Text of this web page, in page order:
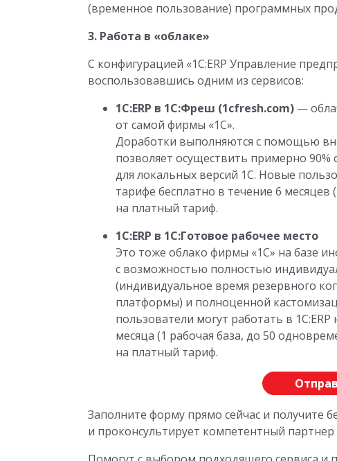
(временное пользование) программных
3. Работа в «облаке»
С конфигурацией «1С:ERP Управление
воспользовавшись одним из сервисов:
1С:ERP в 1С:Фреш (1cfresh.com) —
от самой фирмы «1С».
Доработки выполняются с помощью
позволяет осуществить примерно
для локальных версий 1С. Новые
тарифе бесплатно в течение 6 месяцев
на платный тариф.
1С:ERP в 1С:Готовое рабочее место
Это тоже облако фирмы «1С» на базе
с возможностью полностью
(индивидуальное время резервного
платформы) и полноценной
пользователи могут работать в
месяца (1 рабочая база, до 50
на платный тариф.
Заполните форму прямо сейчас и получите
и проконсультирует компетентный